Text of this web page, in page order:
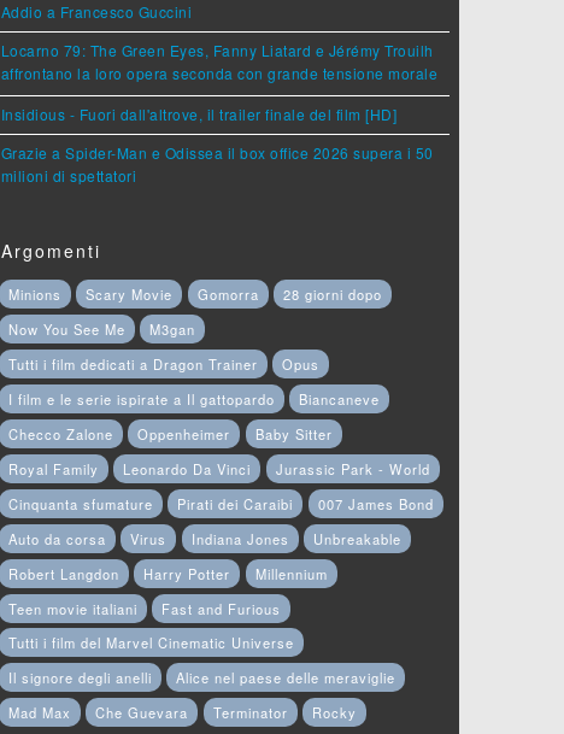
Addio a Francesco Guccini
Locarno 79: The Green Eyes, Fanny Liatard e Jérémy Trouilh
affrontano la loro opera seconda con grande tensione morale
Insidious - Fuori dall'altrove, il trailer finale del film [HD]
Grazie a Spider-Man e Odissea il box office 2026 supera i 50
milioni di spettatori
Argomenti
Minions Scary Movie Gomorra
28 giorni dopo
Now You See Me
M3gan
Tutti i film dedicati a Dragon Trainer
Opus
I film e le serie ispirate a Il gattopardo
Biancaneve
Checco Zalone
Oppenheimer
Baby Sitter
Royal Family
Leonardo Da Vinci
Jurassic Park - World
Cinquanta sfumature
Pirati dei Caraibi
007 James Bond
Auto da corsa
Virus Indiana Jones
Unbreakable
Robert Langdon
Harry Potter
Millennium
Teen movie italiani
Fast and Furious
Tutti i film del Marvel Cinematic Universe
Il signore degli anelli
Alice nel paese delle meraviglie
Mad Max
Che Guevara Terminator Rocky